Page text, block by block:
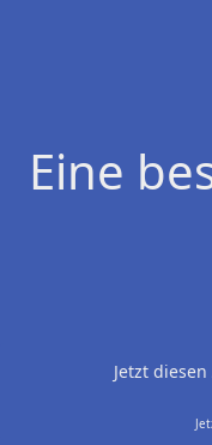
Eine
Jetzt